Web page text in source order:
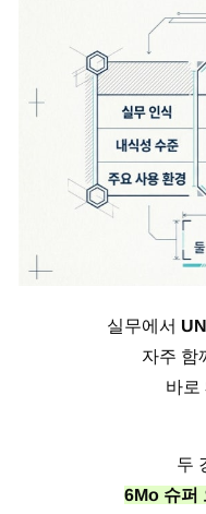
실무에서
자주 함
바로
두
6Mo 슈퍼